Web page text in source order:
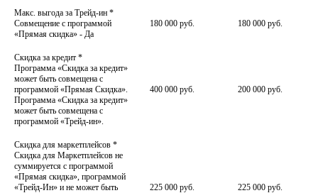
Макс. выгода за Трейд-ин *
Совмещение с программой
«Прямая скидка» - Да
180 000 руб. 180 000 руб.
Скидка за кредит *
Программа «Скидка за кредит»
может быть совмещена с
программой «Прямая Скидка».
Программа «Скидка за кредит»
может быть совмещена с
программой «Трейд-ин».
400 000 руб. 200 000 руб.
Скидка для маркетплейсов *
Скидка для Маркетплейсов не
суммируется с программой
«Прямая скидка», программой
«Трейд-Ин» и не может быть
225 000 руб. 225 000 руб.